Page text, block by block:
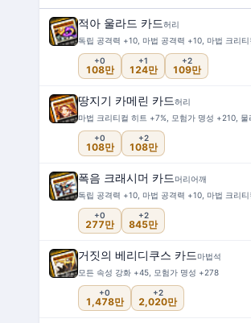
적아 울라드 카드허리
독립 공격력 +10, 마법 공격력 +10, 마법 크리
+0
108만
+1
124만
+2
109만
땅지기 카메린 카드허리
마법 크리티컬 히트 +7%, 모험가 명성 +210,
+0
108만
+2
108만
폭음 크래시머 카드 머리어깨
독립 공격력 +10, 마법 공격력 +10, 마법 크리
+0
277만
+2
845만
거짓의 베리디쿠스 카드 마법석
모든 속성 강화 +45, 모험가 명성 +278
+0
1,478만
+2
2,020만